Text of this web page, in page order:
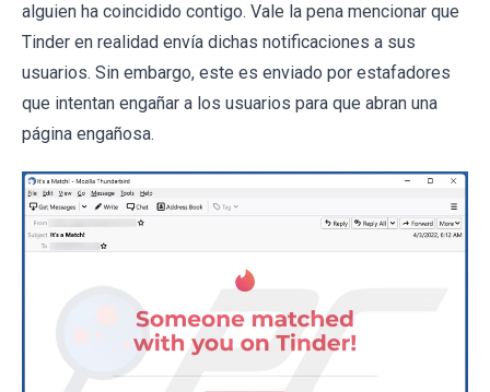
alguien ha coincidido contigo. Vale la pena mencionar que
Tinder en realidad envía dichas notificaciones a sus
usuarios. Sin embargo, este es enviado por estafadores
que intentan engañar a los usuarios para que abran una
página engañosa.